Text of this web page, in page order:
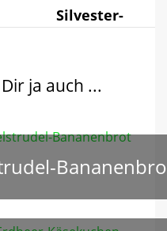
ja auch ...